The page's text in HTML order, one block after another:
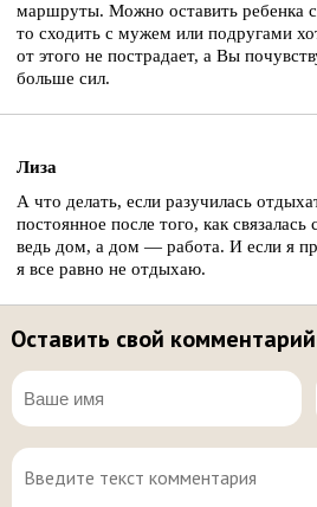
маршруты. Можно оставить ребенка
то сходить с мужем или подругами
от этого не пострадает, а Вы
больше сил.
Лиза
А что делать, если разучилась
постоянное после того, как
ведь дом, а дом — работа. И если я
я все равно не отдыхаю.
Оставить свой комментарий